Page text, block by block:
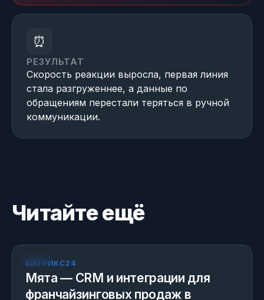
⏰
РЕЗУЛЬТАТ
Скорость реакции выросла, первая линия
стала разгруженнее, а данные по
обращениям перестали теряться в ручной
коммуникации.
Читайте ещё
КЕЙС
БИТРИКС24
Мята — CRM и интеграции для
франчайзинговых продаж в